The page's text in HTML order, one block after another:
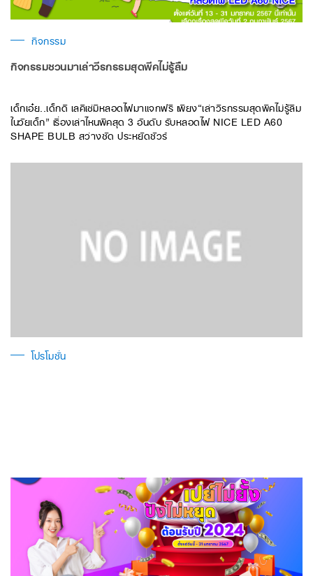
กิจกรรม
กิจกรรมชวนมาเล่าวีรกรรมสุดพีคไม่รู้ลืม
เด็กเอ๋ย..เด็กดี เลคิเซ่มีหลอดไฟมาแจกฟรี เพียง“เล่าวีรกรรมสุดพีคไม่รู้ลืม
ในวัยเด็ก” เรื่องเล่าไหนพีคสุด 3 อันดับ รับหลอดไฟ NICE LED A60
SHAPE BULB สว่างชัด ประหยัดชัวร์
โปรโมชั่น